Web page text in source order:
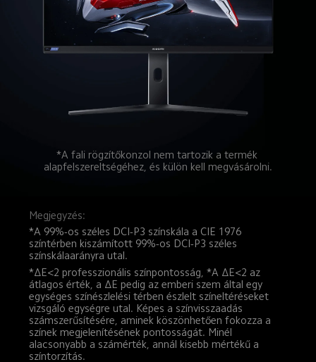
*A fali rögzítőkonzol nem tartozik a termék
alapfelszereltségéhez, és külön kell megvásárolni.
Megjegyzés:
*A 99%-os széles DCI-P3 színskála a CIE 1976
színtérben kiszámított 99%-os DCI-P3 széles
színskálaarányra utal.
*ΔE<2 professzionális színpontosság, *A ΔE<2 az
átlagos érték, a ΔE pedig az emberi szem által egy
egységes színészlelési térben észlelt színeltéréseket
vizsgáló egységre utal. Képes a színvisszaadás
számszerűsítésére, aminek köszönhetően fokozza a
színek megjelenítésének pontosságát. Minél
alacsonyabb a számérték, annál kisebb mértékű a
színtorzítás.